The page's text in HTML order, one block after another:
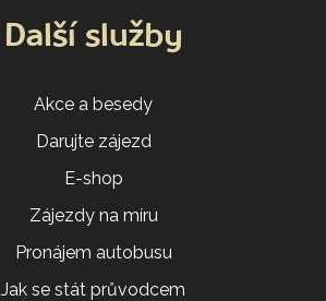
Další služby
Akce a besedy
Darujte zájezd
E-shop
Zájezdy na míru
Pronájem autobusu
Jak se stát průvodcem